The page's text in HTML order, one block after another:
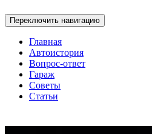
Переключить навигацию
Главная
Автоистория
Вопрос-ответ
Гараж
Советы
Статьи